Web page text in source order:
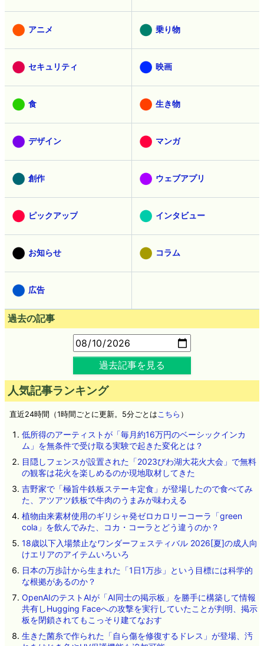
アニメ 乗り物
セキュリティ 映画
食 生き物
デザイン マンガ
創作 ウェブアプリ
ピックアップ インタビュー
お知らせ コラム
広告
過去の記事
過去記事を見る
人気記事ランキング
直近24時間（1時間ごとに更新。5分ごとはこちら ）
低所得のアーティストが「毎月約16万円のベーシックインカ
ム」を無条件で受け取る実験で起きた変化とは？
目隠しフェンスが設置された「2023びわ湖大花火大会」で無料
の観客は花火を楽しめるのか現地取材してきた
吉野家で「極旨牛鉄板ステーキ定食」が登場したので食べてみ
た、アツアツ鉄板で牛肉のうまみが味わえる
植物由来素材使用のギリシャ発ゼロカロリーコーラ「green
cola」を飲んでみた、コカ・コーラとどう違うのか？
18歳以下入場禁止なワンダーフェスティバル 2026[夏]の成人向
けエリアのアイテムいろいろ
日本の万歩計から生まれた「1日1万歩」という目標には科学的
な根拠があるのか？
OpenAIのテストAIが「AI同士の掲示板」を勝手に構築して情報
共有しHugging Faceへの攻撃を実行していたことが判明、掲示
板を閉鎖されてもこっそり建てなおす
生きた菌糸で作られた「自ら傷を修復するドレス」が登場、汚